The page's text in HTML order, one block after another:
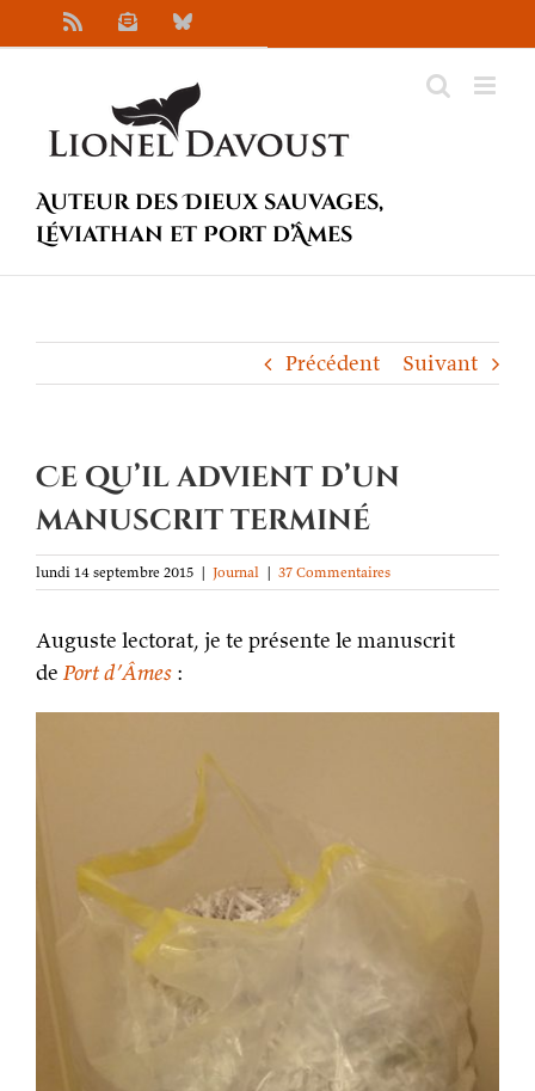
au
NewsletterBluesky
Auteur des Dieux sauvages,
Léviathan et Port d’Âmes
Précédent Suivant
Ce qu’il advient d’un
manuscrit terminé
lundi 14 septembre 2015 | Journal | 37 Commentaires
Auguste lectorat, je te présente le manuscrit
de Port d’Âmes :